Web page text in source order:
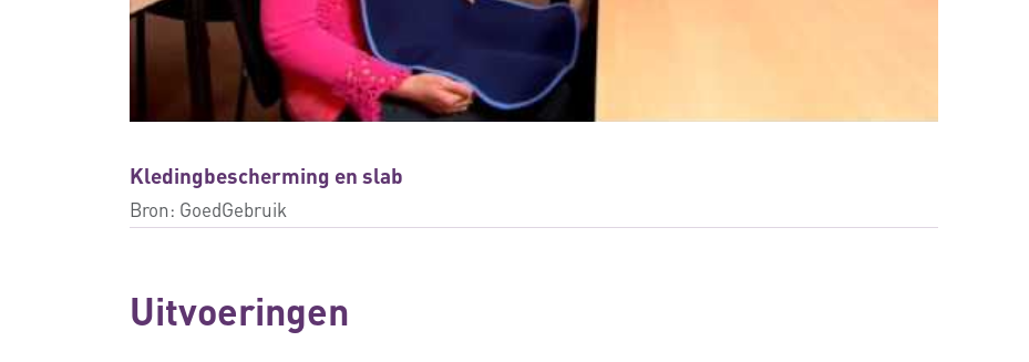
Kledingbescherming en slab
Bron: GoedGebruik
Uitvoeringen